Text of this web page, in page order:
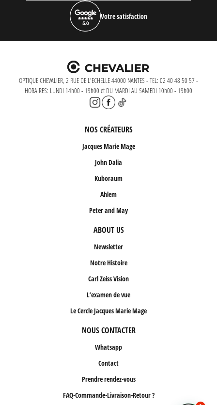
Votre satisfaction
OPTIQUE CHEVALIER, 2 RUE DE L'ECHELLE 44000 NANTES - TEL: 02 40 48 50 57 -
HORAIRES: LUNDI 14h00 - 19h00 et DU MARDI AU SAMEDI 10h00 - 19h00
NOS CRÉATEURS
Jacques Marie Mage
John Dalia
Kuboraum
Ahlem
Peter and May
ABOUT US
Newsletter
Notre Histoire
Carl Zeiss Vision
L’examen de vue
Le Cercle Jacques Marie Mage
NOUS CONTACTER
Whatsapp
Contact
Prendre rendez-vous
FAQ-Commande-Livraison-Retour ?